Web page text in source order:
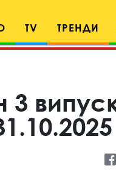
TV ТРЕНДИ
3